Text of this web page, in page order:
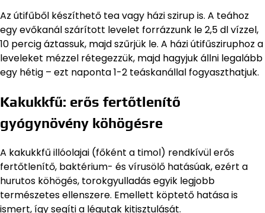
Az útifűből készíthető tea vagy házi szirup is. A teához
egy evőkanál szárított levelet forrázzunk le 2,5 dl vízzel,
10 percig áztassuk, majd szűrjük le. A házi útifűsziruphoz a
leveleket mézzel rétegezzük, majd hagyjuk állni legalább
egy hétig – ezt naponta 1-2 teáskanállal fogyaszthatjuk.
Kakukkfű: erős fertőtlenítő
gyógynövény köhögésre
A kakukkfű illóolajai (főként a timol) rendkívül erős
fertőtlenítő, baktérium- és vírusölő hatásúak, ezért a
hurutos köhögés, torokgyulladás egyik legjobb
természetes ellenszere. Emellett köptető hatása is
ismert, így segíti a légutak kitisztulását.